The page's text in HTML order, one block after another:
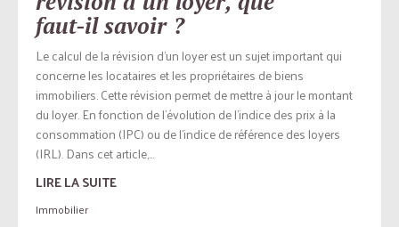
faut-il savoir ?
Le calcul de la révision d’un loyer est un sujet important qui
concerne les locataires et les propriétaires de biens
immobiliers. Cette révision permet de mettre à jour le montant
du loyer. En fonction de l’évolution de l’indice des prix à la
consommation (IPC) ou de l’indice de référence des loyers
(IRL). Dans cet article,...
LIRE LA SUITE
Immobilier